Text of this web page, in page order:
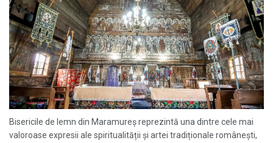
Bisericile de lemn din Maramureș reprezintă una dintre cele mai
valoroase expresii ale spiritualității și artei tradiționale românești,